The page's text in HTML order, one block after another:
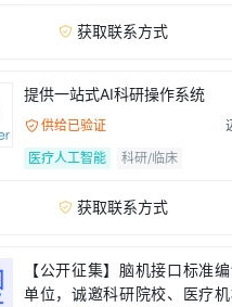
 获取联系方式
提供一站式AI科研操作系统
 供给已验证
医疗人工智能
科研/临床
 获取联系方式
【公开征集】脑机接口标准
单位，诚邀科研院校、医疗